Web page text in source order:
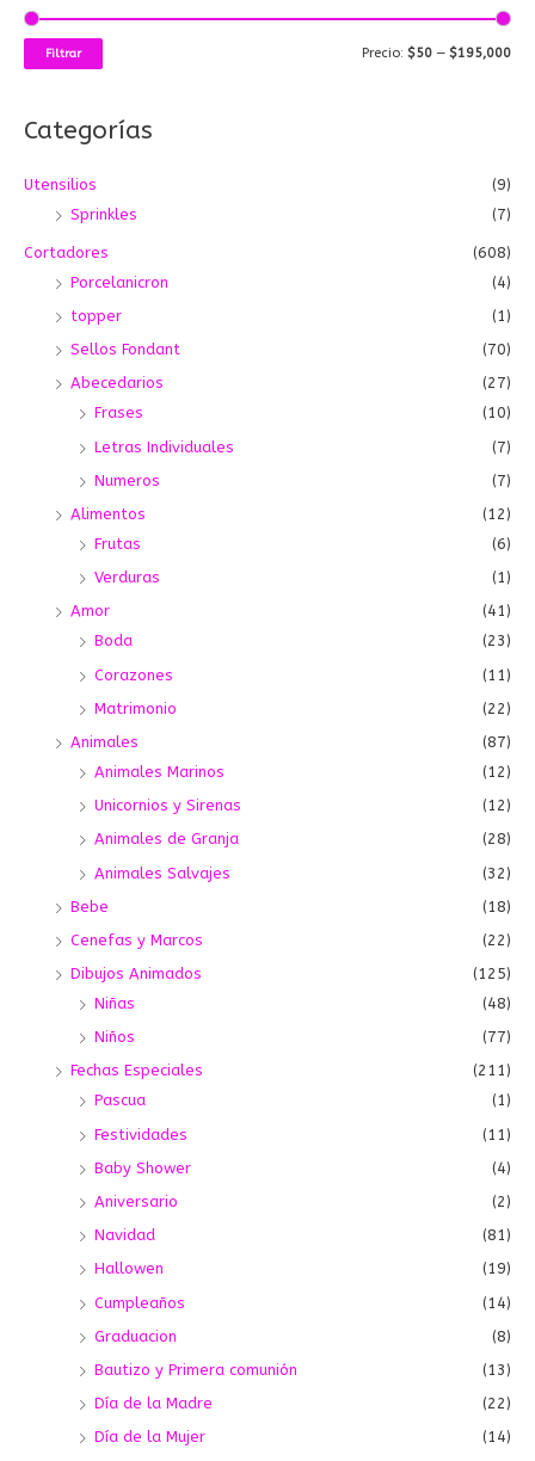
a
r
p
r
ii
Filtrar Precio: $50 — $195,000
Categorías
Utensilios
(9)
Sprinkles
(7)
Cortadores
(608)
Porcelanicron
(4)
topper
(1)
Sellos Fondant
(70)
Abecedarios
(27)
Frases
(10)
Letras Individuales
(7)
Numeros
(7)
Alimentos
(12)
Frutas
(6)
Verduras
(1)
Amor
(41)
Boda
(23)
Corazones
(11)
Matrimonio
(22)
Animales
(87)
Animales Marinos
(12)
Unicornios y Sirenas
(12)
Animales de Granja
(28)
Animales Salvajes
(32)
Bebe
(18)
Cenefas y Marcos
(22)
Dibujos Animados
(125)
Niñas
(48)
Niños
(77)
Fechas Especiales
(211)
Pascua
(1)
Festividades
(11)
Baby Shower
(4)
Aniversario
(2)
Navidad
(81)
Hallowen
(19)
Cumpleaños
(14)
Graduacion
(8)
Bautizo y Primera comunión
(13)
Día de la Madre
(22)
Día de la Mujer
(14)